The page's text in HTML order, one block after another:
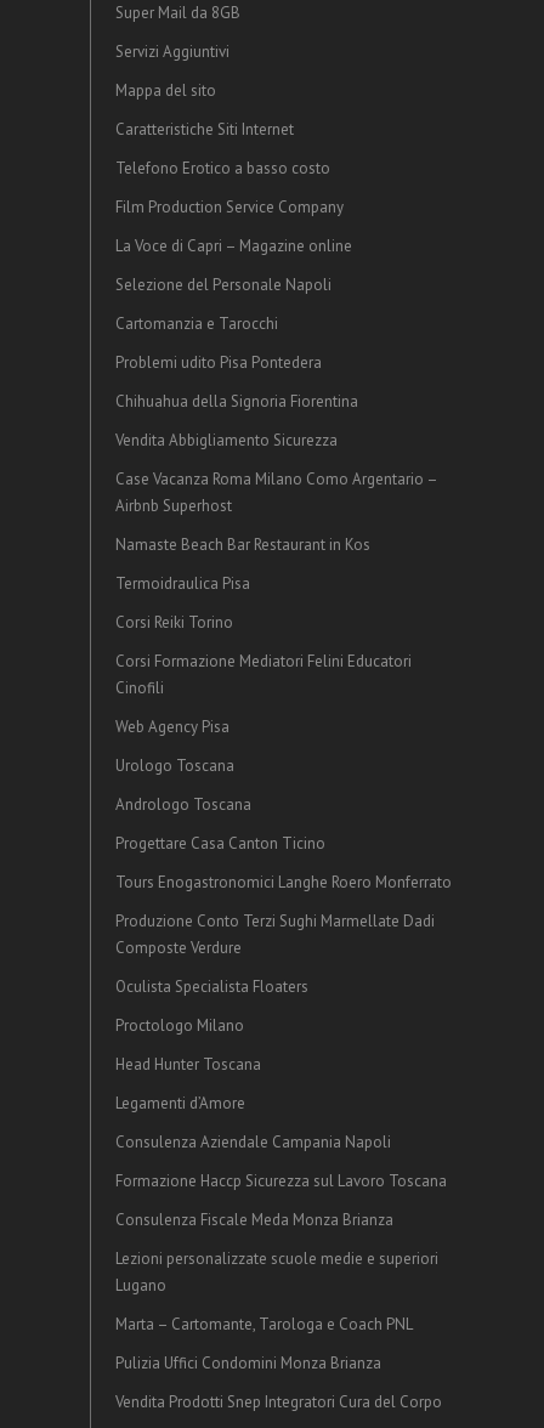
Super Mail da 8GB
Servizi Aggiuntivi
Mappa del sito
Caratteristiche Siti Internet
Telefono Erotico a basso costo
Film Production Service Company
La Voce di Capri – Magazine online
Selezione del Personale Napoli
Cartomanzia e Tarocchi
Problemi udito Pisa Pontedera
Chihuahua della Signoria Fiorentina
Vendita Abbigliamento Sicurezza
Case Vacanza Roma Milano Como Argentario –
Airbnb Superhost
Namaste Beach Bar Restaurant in Kos
Termoidraulica Pisa
Corsi Reiki Torino
Corsi Formazione Mediatori Felini Educatori
Cinofili
Web Agency Pisa
Urologo Toscana
Andrologo Toscana
Progettare Casa Canton Ticino
Tours Enogastronomici Langhe Roero Monferrato
Produzione Conto Terzi Sughi Marmellate Dadi
Composte Verdure
Oculista Specialista Floaters
Proctologo Milano
Head Hunter Toscana
Legamenti d’Amore
Consulenza Aziendale Campania Napoli
Formazione Haccp Sicurezza sul Lavoro Toscana
Consulenza Fiscale Meda Monza Brianza
Lezioni personalizzate scuole medie e superiori
Lugano
Marta – Cartomante, Tarologa e Coach PNL
Pulizia Uffici Condomini Monza Brianza
Vendita Prodotti Snep Integratori Cura del Corpo